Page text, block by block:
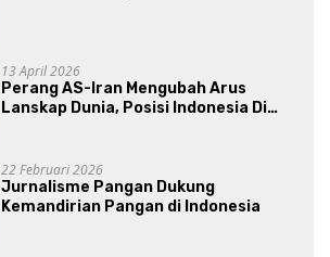
13 April 2026
Perang AS-Iran Mengubah Arus
Lanskap Dunia, Posisi Indonesia Di
22 Februari 2026
Jurnalisme Pangan Dukung
Kemandirian Pangan di Indonesia